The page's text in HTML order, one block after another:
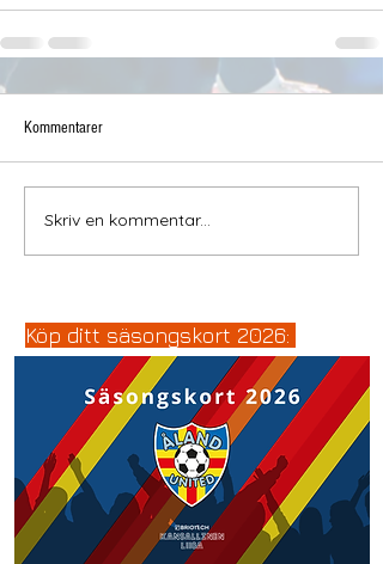
Kommentarer
Skriv en kommentar...
Köp ditt säsongskort 2026: